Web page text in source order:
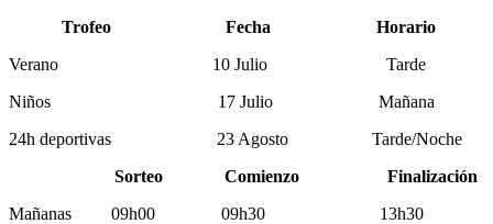
Trofeo Fecha Horario
Verano 10 Julio Tarde
Niños 17 Julio Mañana
24h deportivas 23 Agosto Tarde/Noche
Sorteo Comienzo Finalización
Mañanas 09h00 09h30 13h30